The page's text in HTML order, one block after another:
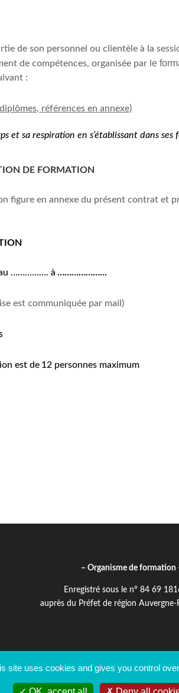
de son personnel ou clientèle à la
de compétences, organisée par le
:
références en annexe)
et sa respiration en s’établissant dans ses
DE FORMATION
figure en annexe du présent contrat et
…………….à ………………...
est communiquée par mail)
est de 12 personnes maximum
– Organisme de formation
Enregistré sous le n° 84 69
auprès du Préfet de région Auvergne-
site uses cookies and gives you control